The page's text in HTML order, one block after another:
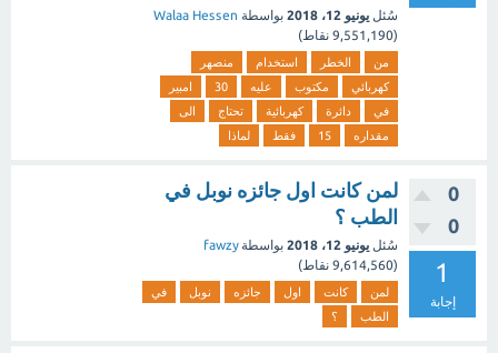
سُئل يونيو 12، 2018 بواسطة Walaa Hessen
(
9,551,190 نقاط)
من الخطر استخدام
منصهر
كهربائي
مكتوب عليه 30
امبير
في
دائرة كهربائية تحتاج
الى
مقداره
15 فقط لماذا
0
0
1
إجابة
لمن كانت اول جائزه نوبل في
الطب ؟
سُئل يونيو 12، 2018 بواسطةfawzy
(
9,614,560 نقاط)
لمن كانت اول جائزه نوبل
في
الطب
؟